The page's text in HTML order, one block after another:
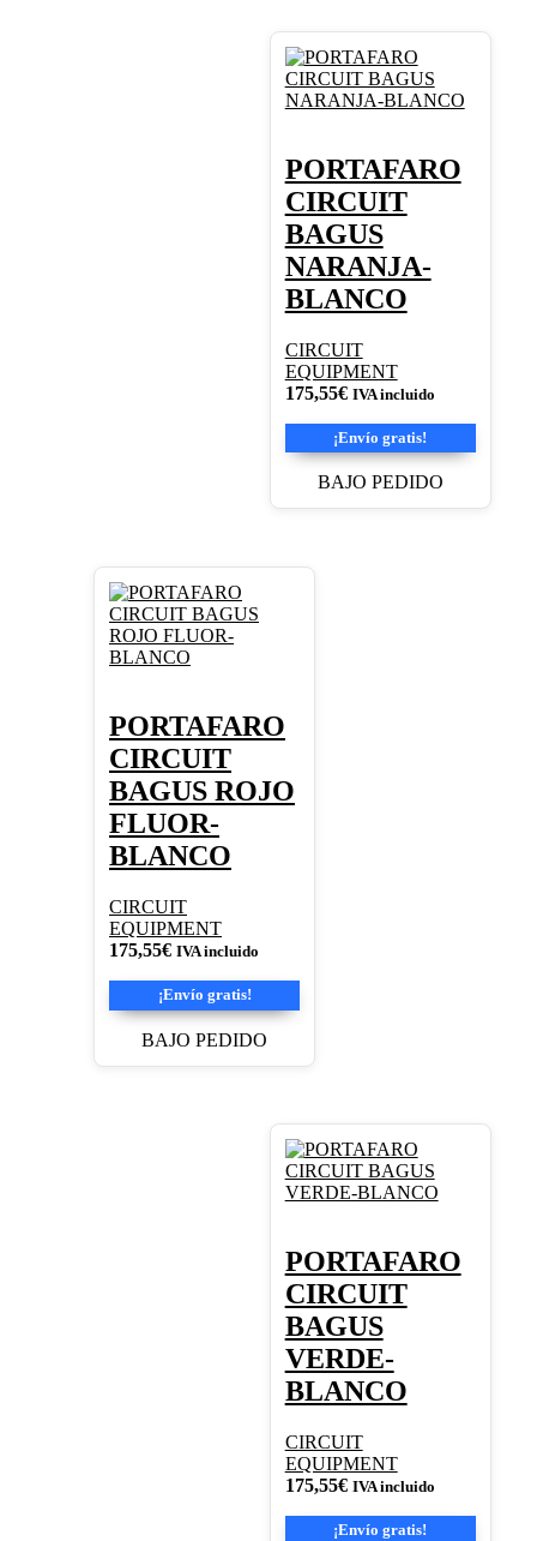
PORTAFARO
CIRCUIT
BAGUS
NARANJA-
BLANCO
CIRCUIT
EQUIPMENT
175,55€ IVA incluido
¡Envío gratis!
BAJO PEDIDO
PORTAFARO
CIRCUIT
BAGUS ROJO
FLUOR-
BLANCO
CIRCUIT
EQUIPMENT
175,55€ IVA incluido
¡Envío gratis!
BAJO PEDIDO
PORTAFARO
CIRCUIT
BAGUS
VERDE-
BLANCO
CIRCUIT
EQUIPMENT
175,55€ IVA incluido
¡Envío gratis!